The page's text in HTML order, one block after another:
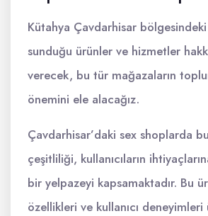
Kütahya Çavdarhisar bölgesindeki
sunduğu ürünler ve hizmetler
verecek, bu tür mağazaların
önemini ele alacağız.
Çavdarhisar’daki sex shoplarda
çeşitliliği, kullanıcıların
bir yelpazeyi kapsamaktadır. Bu
özellikleri ve kullanıcı